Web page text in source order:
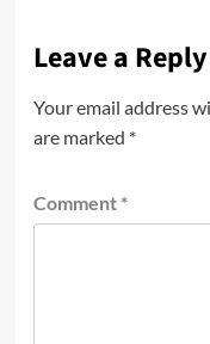
Leave a Reply
Your email address
are marked *
Comment *